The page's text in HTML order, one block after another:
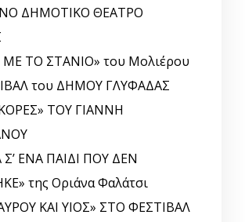
ΔΗΜΟΤΙΚΟ ΘΕΑΤΡΟ
ΜΕ ΤΟ ΣΤΑΝΙΟ» του Μολιέρου
του ΔΗΜΟΥ ΓΛΥΦΑΔΑΣ
ΚΟΡΕΣ» ΤΟΥ ΓΙΑΝΝΗ
ΕΝΑ ΠΑΙΔΙ ΠΟΥ ΔΕΝ
της Οριάνα Φαλάτσι
ΚΑΙ ΥΙΟΣ» ΣΤΟ ΦΕΣΤΙΒΑΛ